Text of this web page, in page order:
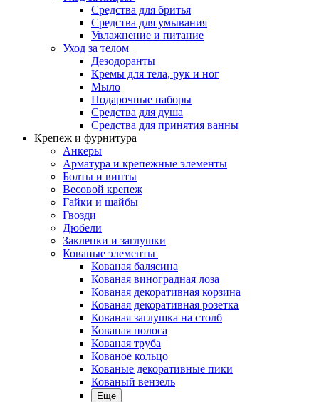
Средства для бритья
Средства для умывания
Увлажнение и питание
Уход за телом
Дезодоранты
Кремы для тела, рук и ног
Мыло
Подарочные наборы
Средства для душа
Средства для принятия ванны
Крепеж и фурнитура
Анкеры
Арматура и крепежные элементы
Болты и винты
Весовой крепеж
Гайки и шайбы
Гвозди
Дюбели
Заклепки и заглушки
Кованые элементы
Кованая балясина
Кованая виноградная лоза
Кованая декоративная корзина
Кованая декоративная розетка
Кованая заглушка на столб
Кованая полоса
Кованая труба
Кованое кольцо
Кованые декоративные пики
Кованый вензель
Еще